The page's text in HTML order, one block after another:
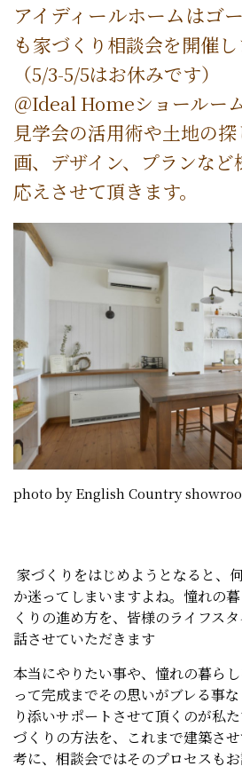
アイディールホームはゴ
も家づくり相談会を開催し
（5/3-5/5はお休みです）
＠Ideal Homeショールー
見学会の活用術や土地の
画、デザイン、プランな
応えさせて頂きます。
photo by English Country
家づくりをはじめようとなると、
か迷ってしまいますよね。憧れの
くりの進め方を、皆様のライフス
話させていただきます
本当にやりたい事や、憧れの暮ら
って完成までその思いがブレる事
り添いサポートさせて頂くのが私
づくりの方法を、これまで建築さ
考に、相談会ではそのプロセスもお